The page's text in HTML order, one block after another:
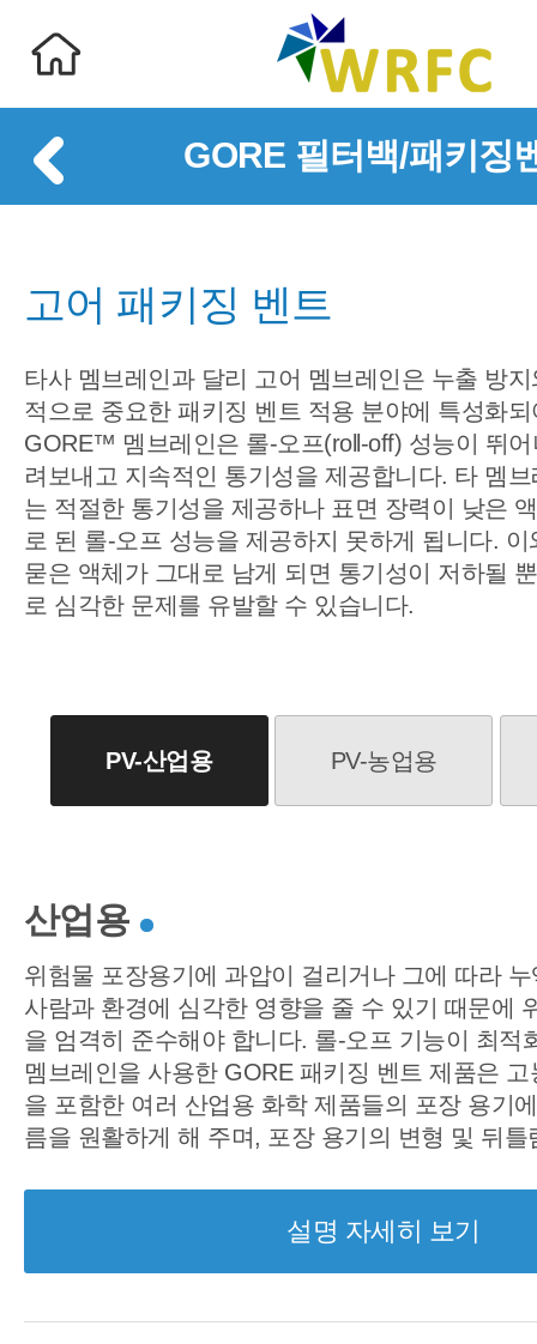
GORE 필터백/패키징
고어 패키징 벤트
타사 멤브레인과 달리 고어 멤브레인은 누출 방
적으로 중요한 패키징 벤트 적용 분야에 특성화
GORE™ 멤브레인은 롤-오프(roll-off) 성능이 뛰
려보내고 지속적인 통기성을 제공합니다. 타 멤
는 적절한 통기성을 제공하나 표면 장력이 낮은
로 된 롤-오프 성능을 제공하지 못하게 됩니다.
묻은 액체가 그대로 남게 되면 통기성이 저하될
로 심각한 문제를 유발할 수 있습니다.
PV-산업용 PV-농업용
산업용
위험물 포장용기에 과압이 걸리거나 그에 따라
사람과 환경에 심각한 영향을 줄 수 있기 때문에
을 엄격히 준수해야 합니다. 롤-오프 기능이 최적
멤브레인을 사용한 GORE 패키징 벤트 제품은
을 포함한 여러 산업용 화학 제품들의 포장 용기
름을 원활하게 해 주며, 포장 용기의 변형 및 뒤틀
설명 자세히 보기